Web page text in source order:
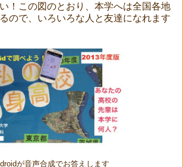
！この図のとおり、本学へは全国各地
ので、いろいろな人と友達になれます
が音声合成でお答えします